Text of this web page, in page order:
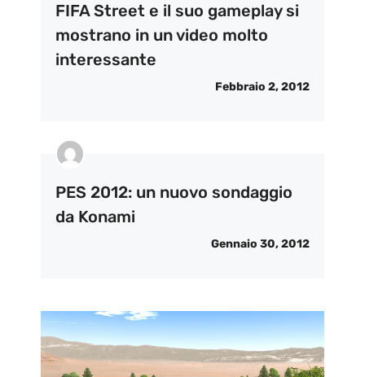
FIFA Street e il suo gameplay si
mostrano in un video molto
interessante
Febbraio 2, 2012
PES 2012: un nuovo sondaggio
da Konami
Gennaio 30, 2012